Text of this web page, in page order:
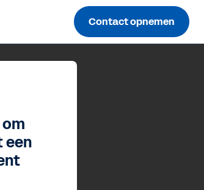
Contact opnemen
een